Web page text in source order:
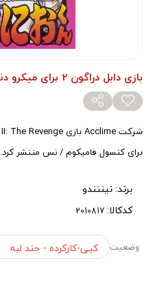
بازی دابل دراگون 2 برای میکرو دندی / جنیوس
برای کنسول فامیکوم / نس منتشر کرد.
برند:نینتندو
کدکالا:
وضعیت